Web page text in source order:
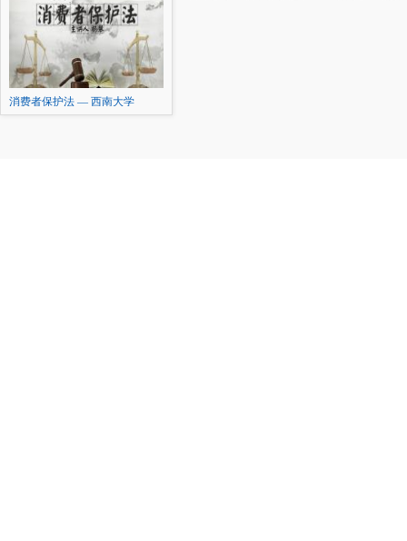
消费者保护法 — 西南大学